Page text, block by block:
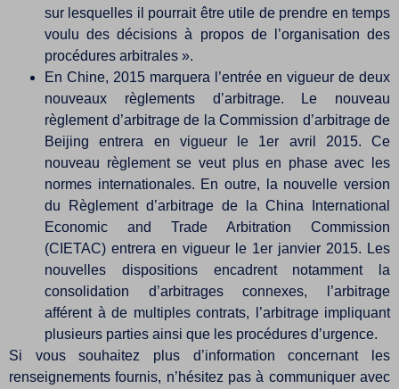
sur lesquelles il pourrait être utile de prendre en temps
voulu des décisions à propos de l’organisation des
procédures arbitrales ».
En Chine, 2015 marquera l’entrée en vigueur de deux
nouveaux règlements d’arbitrage. Le nouveau
règlement d’arbitrage de la Commission d’arbitrage de
Beijing entrera en vigueur le 1er avril 2015. Ce
nouveau règlement se veut plus en phase avec les
normes internationales. En outre, la nouvelle version
du Règlement d’arbitrage de la China International
Economic and Trade Arbitration Commission
(CIETAC) entrera en vigueur le 1er janvier 2015. Les
nouvelles dispositions encadrent notamment la
consolidation d’arbitrages connexes, l’arbitrage
afférent à de multiples contrats, l’arbitrage impliquant
plusieurs parties ainsi que les procédures d’urgence.
Si vous souhaitez plus d’information concernant les
renseignements fournis, n’hésitez pas à communiquer avec